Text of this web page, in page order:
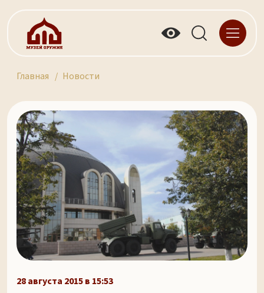
Главная Новости
28 августа 2015 в 15:53